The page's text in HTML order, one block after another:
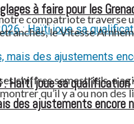
: Haïti joue sa
à faire pour les
des ajustements encore
compatriote
le Vitesse
chiffres semestriels, a
qu’il y a ou non